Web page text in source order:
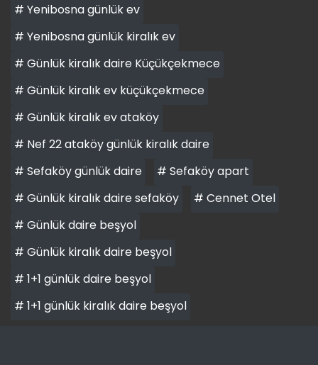
# Yenibosna günlük ev
# Yenibosna günlük kiralık ev
# Günlük kiralık daire Küçükçekmece
# Günlük kiralık ev küçükçekmece
# Günlük kiralık ev ataköy
# Nef 22 ataköy günlük kiralık daire
# Sefaköy günlük daire
# Sefaköy apart
# Günlük kiralık daire sefaköy
# Cennet Otel
# Günlük daire beşyol
# Günlük kiralık daire beşyol
# 1+1 günlük daire beşyol
# 1+1 günlük kiralık daire beşyol